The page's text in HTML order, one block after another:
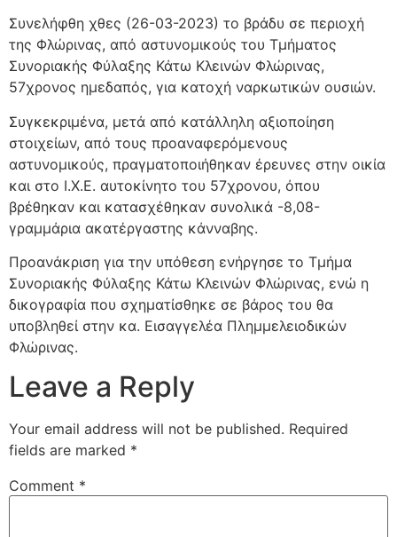
Συνελήφθη χθες (26-03-2023) το βράδυ σε περιοχή
της Φλώρινας, από αστυνομικούς του Τμήματος
Συνοριακής Φύλαξης Κάτω Κλεινών Φλώρινας,
57χρονος ημεδαπός, για κατοχή ναρκωτικών ουσιών.
Συγκεκριμένα, μετά από κατάλληλη αξιοποίηση
στοιχείων, από τους προαναφερόμενους
αστυνομικούς, πραγματοποιήθηκαν έρευνες στην οικία
και στο Ι.Χ.Ε. αυτοκίνητο του 57χρονου, όπου
βρέθηκαν και κατασχέθηκαν συνολικά -8,08-
γραμμάρια ακατέργαστης κάνναβης.
Προανάκριση για την υπόθεση ενήργησε το Τμήμα
Συνοριακής Φύλαξης Κάτω Κλεινών Φλώρινας, ενώ η
δικογραφία που σχηματίσθηκε σε βάρος του θα
υποβληθεί στην κα. Εισαγγελέα Πλημμελειοδικών
Φλώρινας.
Leave a Reply
Your email address will not be published. Required
fields are marked *
Comment *